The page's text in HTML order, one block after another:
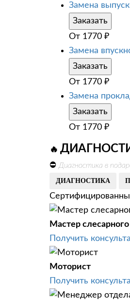
Замена
Заказать
От 1770 ₽
Замена
Заказать
От 1770 ₽
Замена
Заказать
От 1770 ₽
🔥
⛔ Диагностика в
ДИАГНОСТИКА
Мастер
Получить
Моторист
Получить